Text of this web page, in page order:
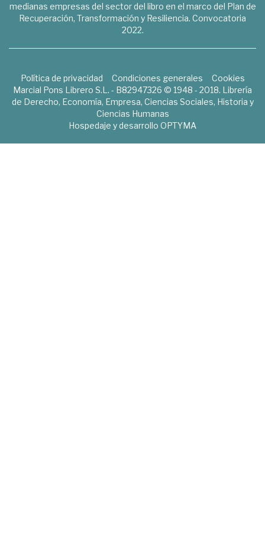
medianas empresas del sector del libro en el marco del Plan de
Recuperación, Transformación y Resiliencia. Convocatoria
2022.
Política de privacidad Condiciones generales
Cookies
Marcial Pons Librero S.L. - B82947326 © 1948 - 2018. Librería
de Derecho, Economía, Empresa, Ciencias Sociales, Historia y
Ciencias Humanas
Hospedaje y desarrollo OPTYMA